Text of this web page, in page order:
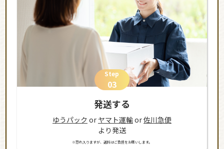
Step
03
発送する
ゆうパック or ヤマト運輸or佐川急便
より発送
※恐れ入りますが、送料はご負担をお願いします。